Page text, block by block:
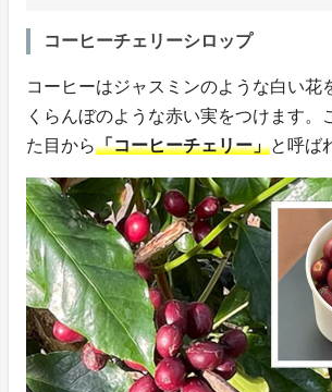
コーヒーチェリーシロップ
コーヒーはジャスミンのような白い花
くらんぼのような赤い実をつけます。
た目から「コーヒーチェリー」と呼ば